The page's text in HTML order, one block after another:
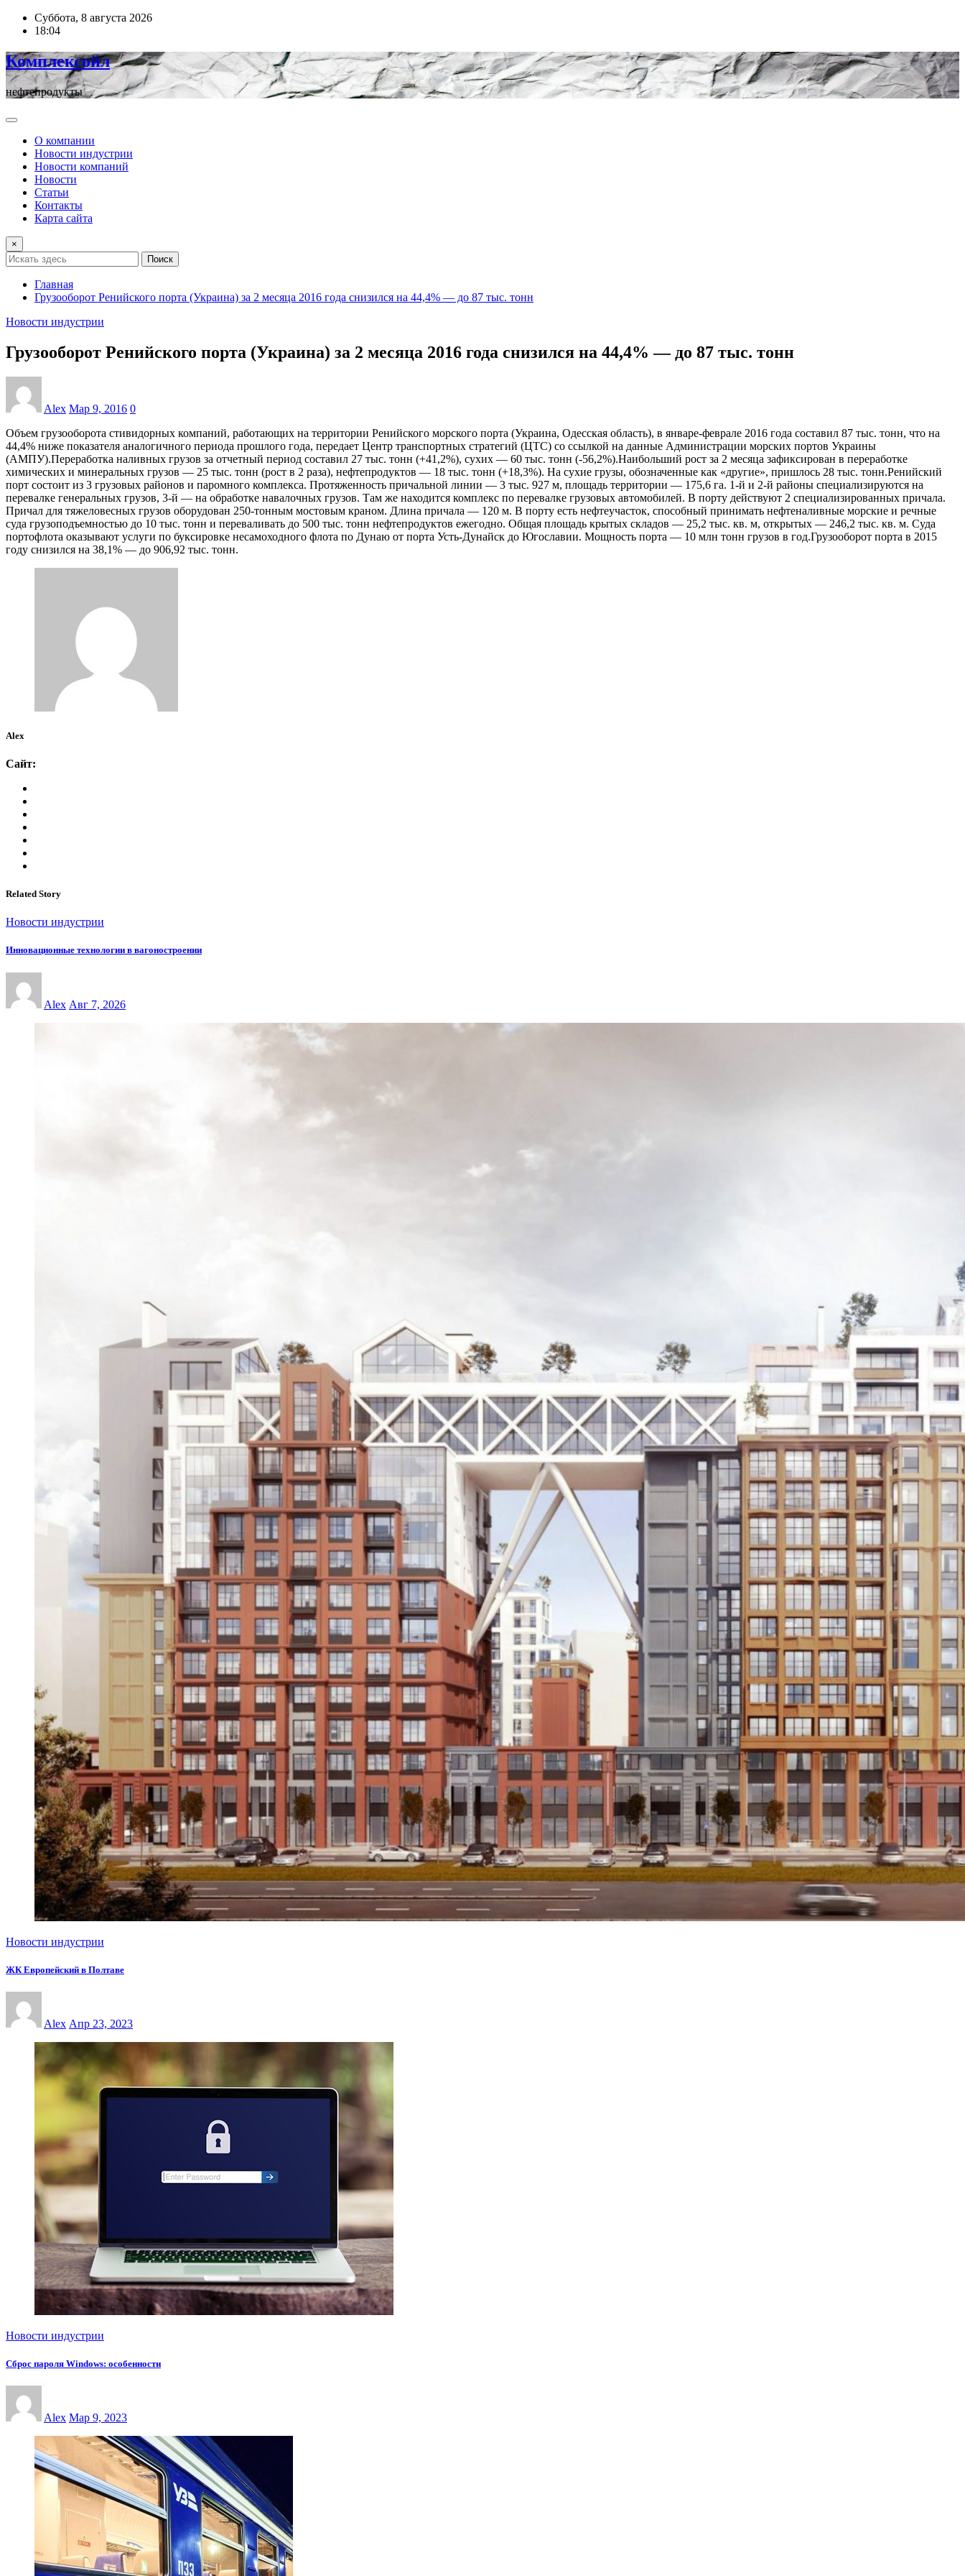
ПерейтиСуббота, 8 августа 2026
18:04
Комплексойл
нефтепродукты
О компании
Новости индустрии
Новости компаний
Новости
Статьи
Контакты
Карта сайта
×
Поиск
Главная
Грузооборот Ренийского порта (Украина) за 2 месяца 2016 года снизился на 44,4% — до 87 тыс. тонн
Новости индустрии
Грузооборот Ренийского порта (Украина) за 2 месяца 2016 года снизился на 44,4% — до 87 тыс. тонн
Alex Мар 9, 2016 0
Объем грузооборота стивидорных компаний, работающих на территории Ренийского морского порта (Украина, Одесская область), в январе-феврале 2016 года составил 87 тыс. тонн, что на
44,4% ниже показателя аналогичного периода прошлого года, передает Центр транспортных стратегий (ЦТС) со ссылкой на данные Администрации морских портов Украины
(АМПУ).Переработка наливных грузов за отчетный период составил 27 тыс. тонн (+41,2%), сухих — 60 тыс. тонн (-56,2%).Наибольший рост за 2 месяца зафиксирован в переработке
химических и минеральных грузов — 25 тыс. тонн (рост в 2 раза), нефтепродуктов — 18 тыс. тонн (+18,3%). На сухие грузы, обозначенные как «другие», пришлось 28 тыс. тонн.Ренийский
порт состоит из 3 грузовых районов и паромного комплекса. Протяженность причальной линии — 3 тыс. 927 м, площадь территории — 175,6 га. 1-й и 2-й районы специализируются на
перевалке генеральных грузов, 3-й — на обработке навалочных грузов. Там же находится комплекс по перевалке грузовых автомобилей. В порту действуют 2 специализированных причала.
Причал для тяжеловесных грузов оборудован 250-тонным мостовым краном. Длина причала — 120 м. В порту есть нефтеучасток, способный принимать нефтеналивные морские и речные
суда грузоподъемностью до 10 тыс. тонн и переваливать до 500 тыс. тонн нефтепродуктов ежегодно. Общая площадь крытых складов — 25,2 тыс. кв. м, открытых — 246,2 тыс. кв. м. Суда
портофлота оказывают услуги по буксировке несамоходного флота по Дунаю от порта Усть-Дунайск до Югославии. Мощность порта — 10 млн тонн грузов в год.Грузооборот порта в 2015
году снизился на 38,1% — до 906,92 тыс. тонн.
Alex
Сайт:
Related Story
Новости индустрии
Инновационные технологии в вагоностроении
Alex Авг 7, 2026
Новости индустрии
ЖК Европейский в Полтаве
Alex Апр 23, 2023
Новости индустрии
Сброс пароля Windows: особенности
Alex Мар 9, 2023